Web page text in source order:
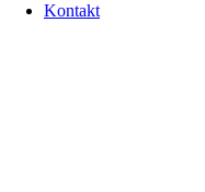
Kontakt